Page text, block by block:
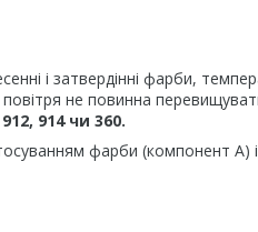
і затвердінні фарби,
не повинна
914 чи 360.
фарби (компонент А)